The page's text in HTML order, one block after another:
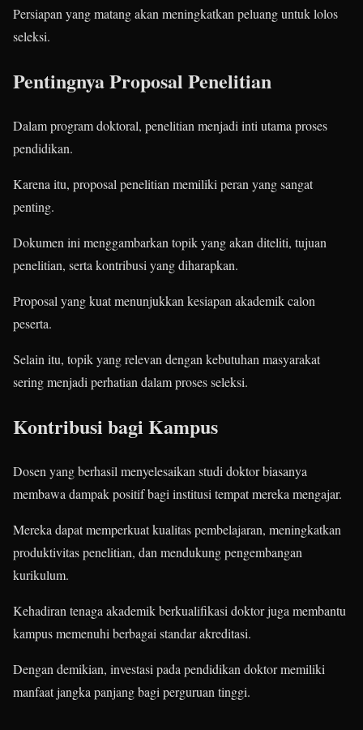
Persiapan yang matang akan meningkatkan peluang untuk lolos
seleksi.
Pentingnya Proposal Penelitian
Dalam program doktoral, penelitian menjadi inti utama proses
pendidikan.
Karena itu, proposal penelitian memiliki peran yang sangat
penting.
Dokumen ini menggambarkan topik yang akan diteliti, tujuan
penelitian, serta kontribusi yang diharapkan.
Proposal yang kuat menunjukkan kesiapan akademik calon
peserta.
Selain itu, topik yang relevan dengan kebutuhan masyarakat
sering menjadi perhatian dalam proses seleksi.
Kontribusi bagi Kampus
Dosen yang berhasil menyelesaikan studi doktor biasanya
membawa dampak positif bagi institusi tempat mereka mengajar.
Mereka dapat memperkuat kualitas pembelajaran, meningkatkan
produktivitas penelitian, dan mendukung pengembangan
kurikulum.
Kehadiran tenaga akademik berkualifikasi doktor juga membantu
kampus memenuhi berbagai standar akreditasi.
Dengan demikian, investasi pada pendidikan doktor memiliki
manfaat jangka panjang bagi perguruan tinggi.